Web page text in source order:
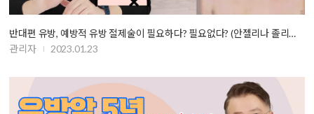
반대편 유방, 예방적 유방 절제술이 필요하다? 필요없다? (안젤리나 졸리의 …
관리자
2023.01.23